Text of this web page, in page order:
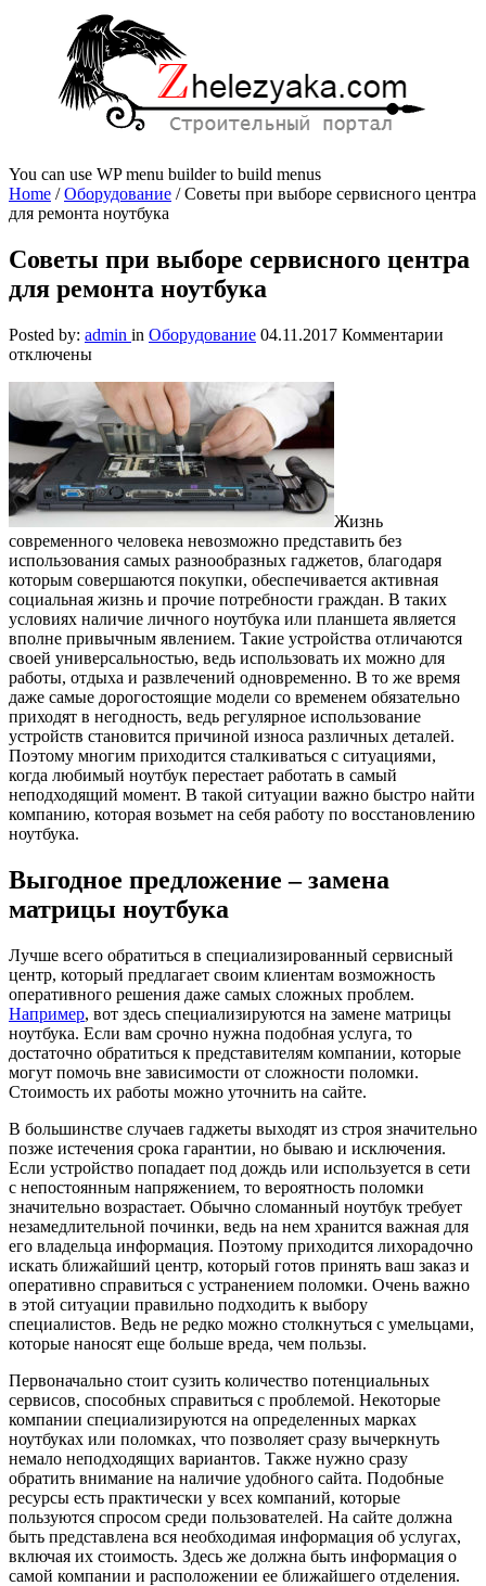
You can use WP menu builder to build menus
Home /Оборудование /Советы при выборе сервисного центра
для ремонта ноутбука
Советы при выборе сервисного центра
для ремонта ноутбука
Posted by: admin in Оборудование 04.11.2017 Комментарии
отключены
Жизнь
современного человека невозможно представить без
использования самых разнообразных гаджетов, благодаря
которым совершаются покупки, обеспечивается активная
социальная жизнь и прочие потребности граждан. В таких
условиях наличие личного ноутбука или планшета является
вполне привычным явлением. Такие устройства отличаются
своей универсальностью, ведь использовать их можно для
работы, отдыха и развлечений одновременно. В то же время
даже самые дорогостоящие модели со временем обязательно
приходят в негодность, ведь регулярное использование
устройств становится причиной износа различных деталей.
Поэтому многим приходится сталкиваться с ситуациями,
когда любимый ноутбук перестает работать в самый
неподходящий момент. В такой ситуации важно быстро найти
компанию, которая возьмет на себя работу по восстановлению
ноутбука.
Выгодное предложение – замена
матрицы ноутбука
Лучше всего обратиться в специализированный сервисный
центр, который предлагает своим клиентам возможность
оперативного решения даже самых сложных проблем.
Например, вот здесь специализируются на замене матрицы
ноутбука. Если вам срочно нужна подобная услуга, то
достаточно обратиться к представителям компании, которые
могут помочь вне зависимости от сложности поломки.
Стоимость их работы можно уточнить на сайте.
В большинстве случаев гаджеты выходят из строя значительно
позже истечения срока гарантии, но бываю и исключения.
Если устройство попадает под дождь или используется в сети
с непостоянным напряжением, то вероятность поломки
значительно возрастает. Обычно сломанный ноутбук требует
незамедлительной починки, ведь на нем хранится важная для
его владельца информация. Поэтому приходится лихорадочно
искать ближайший центр, который готов принять ваш заказ и
оперативно справиться с устранением поломки. Очень важно
в этой ситуации правильно подходить к выбору
специалистов. Ведь не редко можно столкнуться с умельцами,
которые наносят еще больше вреда, чем пользы.
Первоначально стоит сузить количество потенциальных
сервисов, способных справиться с проблемой. Некоторые
компании специализируются на определенных марках
ноутбуках или поломках, что позволяет сразу вычеркнуть
немало неподходящих вариантов. Также нужно сразу
обратить внимание на наличие удобного сайта. Подобные
ресурсы есть практически у всех компаний, которые
пользуются спросом среди пользователей. На сайте должна
быть представлена вся необходимая информация об услугах,
включая их стоимость. Здесь же должна быть информация о
самой компании и расположении ее ближайшего отделения.